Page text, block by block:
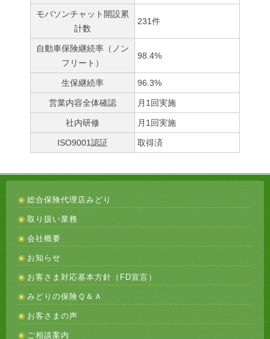
モバソンチャット開設累
計数
231件
自動車保険継続率（ノン
フリート）
98.4%
生保継続率 96.3%
営業内容全体確認 月1回実施
社内研修 月1回実施
ISO9001認証 取得済
総合保険代理店みどり
取り扱い業務
会社概要
お知らせ
お客さま対応基本方針（FD宣言）
みどりの保険Ｑ＆Ａ
お客さまの声
ご相談案内